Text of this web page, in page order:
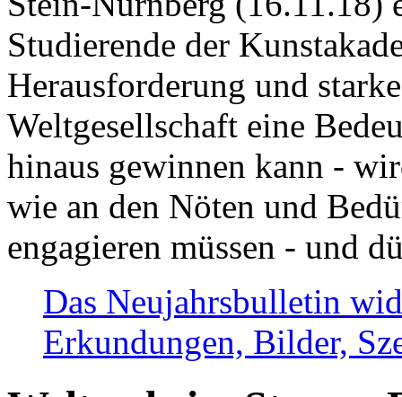
Studierende der
Herausforderung und
Weltgesellschaft eine
hinaus gewinnen kann -
wie an den Nöten und
engagieren müssen - und
Das Neujahrsbulletin
Erkundungen, Bilder,